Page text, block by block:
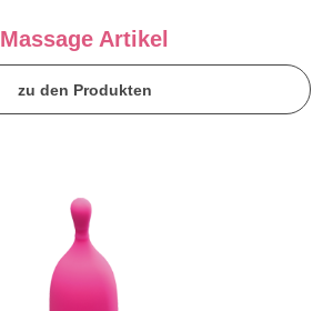
Massage Artikel
zu den Produkten